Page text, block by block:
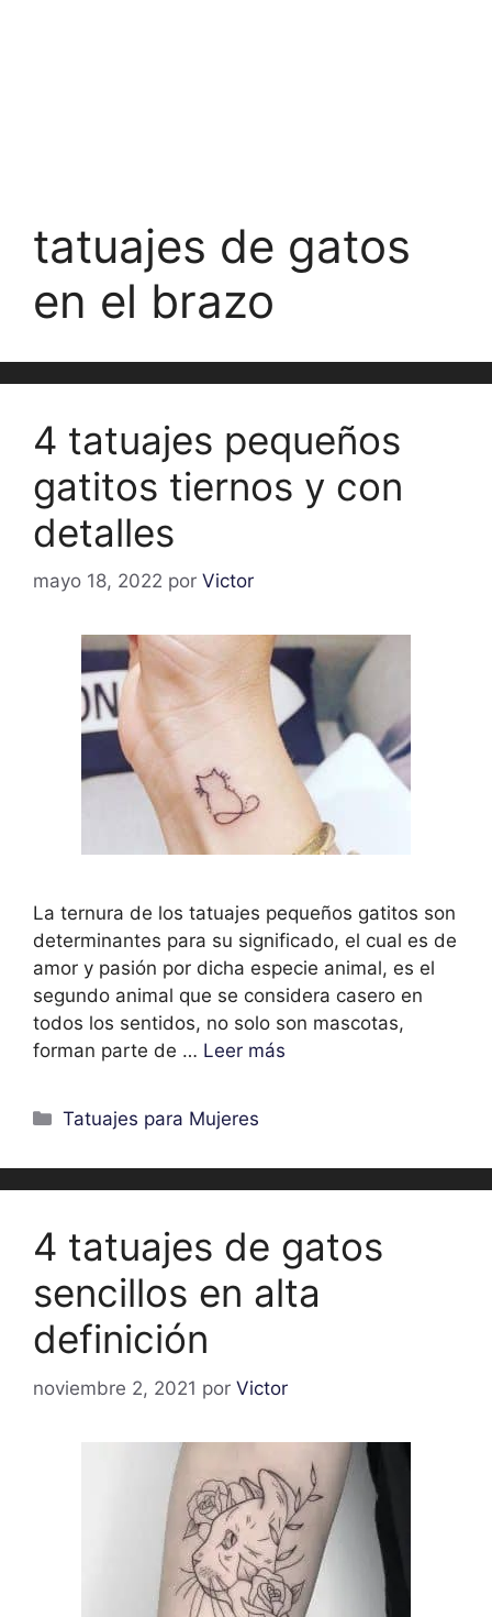
tatuajes de gatos
en el brazo
4 tatuajes pequeños
gatitos tiernos y con
detalles
mayo 18, 2022 por Victor
La ternura de los tatuajes pequeños gatitos son
determinantes para su significado, el cual es de
amor y pasión por dicha especie animal, es el
segundo animal que se considera casero en
todos los sentidos, no solo son mascotas,
forman parte de … Leer más
Categorías
Tatuajes para Mujeres
4 tatuajes de gatos
sencillos en alta
definición
noviembre 2, 2021 por Victor